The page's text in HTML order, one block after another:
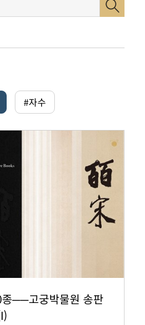
#자수
──고궁박물원 송판